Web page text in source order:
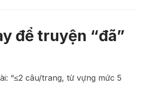
để truyện “đã”
“≤2 câu/trang, từ vựng mức 5